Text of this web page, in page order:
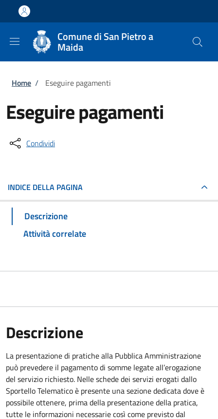
Salta al contenuto principale
Skip to footer content
Comune di San Pietro a
Maida
Briciole di pane
Home / Eseguire pagamenti
Eseguire pagamenti
Condividi
INDICE DELLA PAGINA
Descrizione
Attività correlate
Descrizione
La presentazione di pratiche alla Pubblica Amministrazione
può prevedere il pagamento di somme legate all’erogazione
del servizio richiesto. Nelle schede dei servizi erogati dallo
Sportello Telematico è presente una sezione dedicata dove è
possibile ottenere, prima della presentazione della pratica,
tutte le informazioni necessarie così come previsto dal